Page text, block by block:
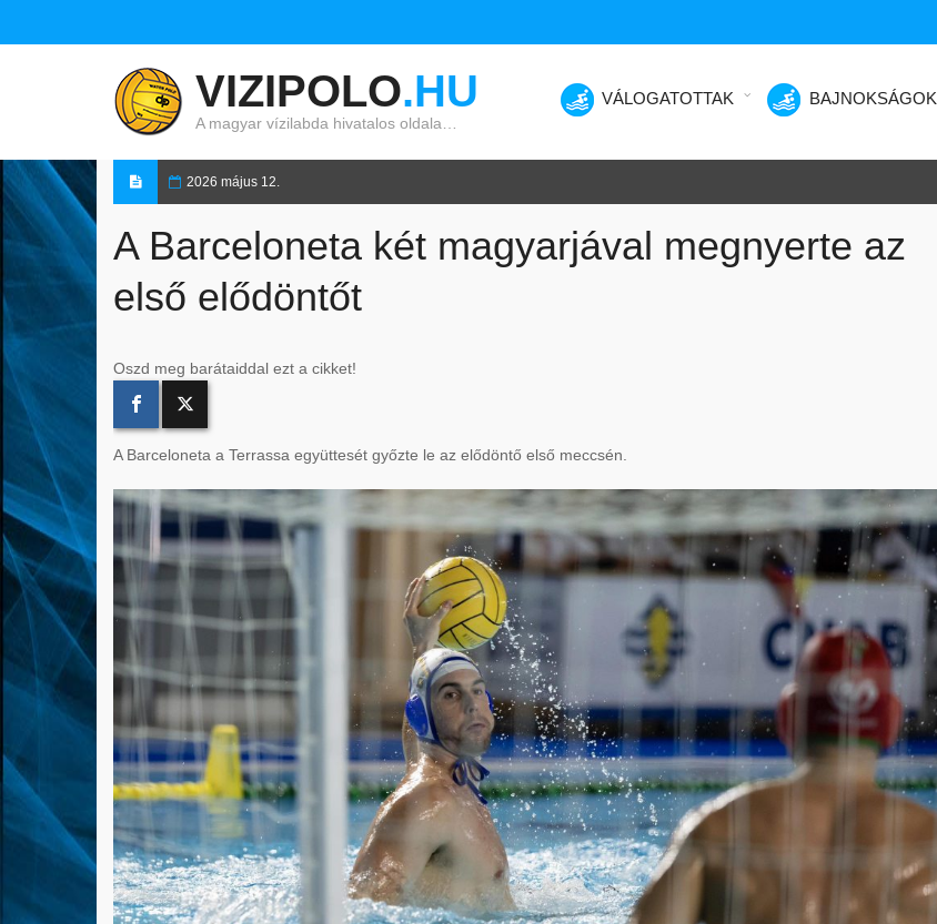
VIZIPOLO.HU
A magyar vízilabda hivatalos oldala…
VÁLOGATOTTAK BAJNOKSÁGOK
2026 május 12.
A Barceloneta két magyarjával megnyerte az
első elődöntőt
Oszd meg barátaiddal ezt a cikket!
A Barceloneta a Terrassa együttesét győzte le az elődöntő első meccsén.